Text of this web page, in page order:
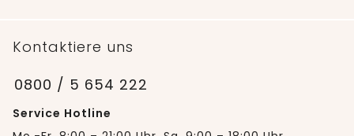
Kontaktiere uns
0800 / 5 654 222
Service Hotline